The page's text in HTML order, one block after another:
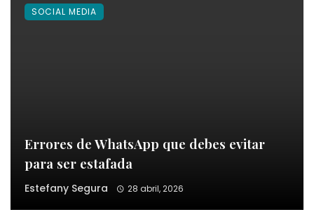
Errores de WhatsApp que debes evitar
para ser estafada
Estefany Segura 28 abril, 2026
SOCIAL MEDIA